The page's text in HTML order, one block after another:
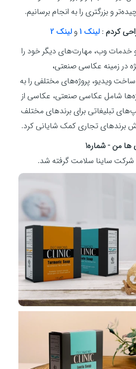
و بزرگتری را به انجام برسانیم.
کردم :لینک 1 ولینک 2
خدمات وب، مهارت‌های دیگر خود را
در زمینه عکاسی صنعتی،
ویدیو، پروژه‌های مختلفی را به
شامل عکاسی صنعتی، عکاسی از
تبلیغاتی برای برندهای مختلف
برندهای تجاری کمک شایانی کرد.
من - شماره1
ساینا سلامت گرفته شد.